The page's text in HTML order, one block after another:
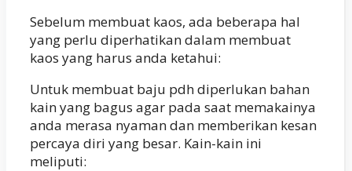
Sebelum membuat kaos, ada beberapa hal
yang perlu diperhatikan dalam membuat
kaos yang harus anda ketahui:
Untuk membuat baju pdh diperlukan bahan
kain yang bagus agar pada saat memakainya
anda merasa nyaman dan memberikan kesan
percaya diri yang besar. Kain-kain ini
meliputi: